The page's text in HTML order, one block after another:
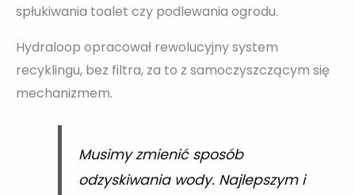
spłukiwania toalet czy podlewania ogrodu.
Hydraloop opracował rewolucyjny system
recyklingu, bez filtra, za to z samoczyszczącym się
mechanizmem.
Musimy zmienić sposób
odzyskiwania wody. Najlepszym i